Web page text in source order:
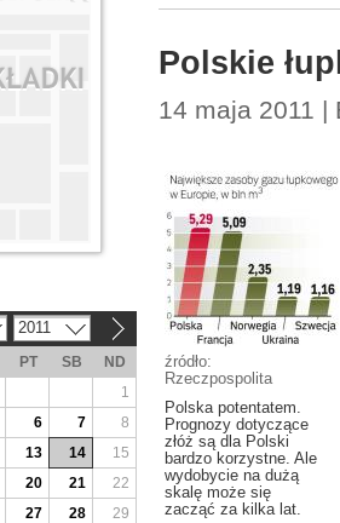
Polskie
14 maja 2011 |
źródło:
Rzeczpospolita
Polska potentatem.
Prognozy dotyczące
złóż są dla Polski
bardzo korzystne. Ale
wydobycie na dużą
skalę może się
zacząć za kilka lat.
2011
PT SB
ND
1
6 7
8
13 14
15
20 21
22
27 28
29